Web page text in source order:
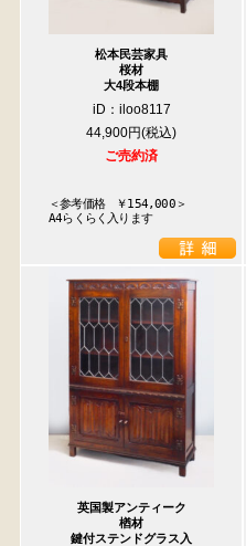
松本民芸家具
桜材
大4段本棚
iD：iloo8117
44,900円
ご売約済
＜参考価格　￥154,000＞
A4らくらく入ります
英国製アンティーク
楢材
鍵付ステンドグラス入